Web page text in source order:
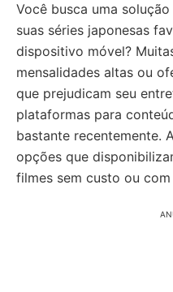
Você busca uma
suas séries japonesas
dispositivo móvel?
mensalidades altas ou
que prejudicam seu
plataformas para
bastante recentemente.
opções que
filmes sem custo ou